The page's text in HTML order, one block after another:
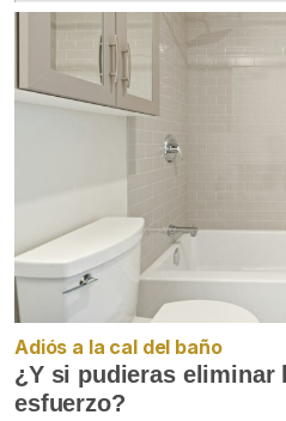
Adiós a la cal del baño
¿Y si pudieras eliminar
esfuerzo?